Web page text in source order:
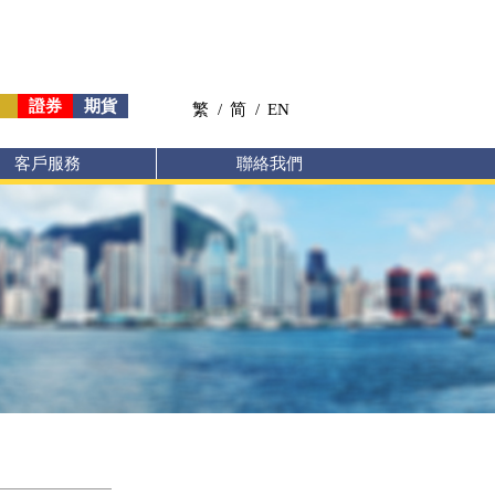
證券 期貨 繁 / 简 / EN
客戶服務 聯絡我們